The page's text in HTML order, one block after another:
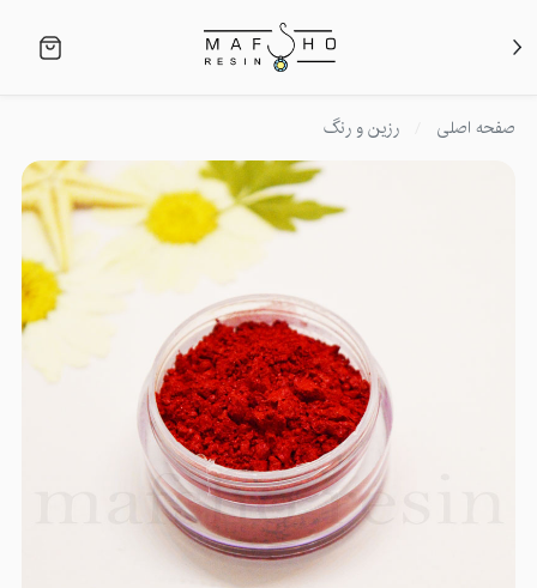
صفحه اصلی رزین و رنگ